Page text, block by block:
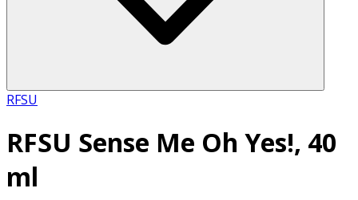
RFSU
RFSU Sense Me Oh Yes!, 40
ml